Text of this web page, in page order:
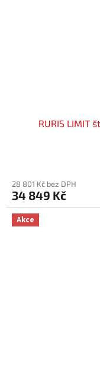
RURIS LIMIT
28 801 Kč bez DPH
34 849 Kč
Akce